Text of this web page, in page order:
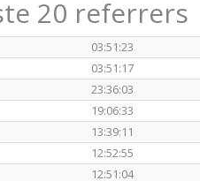
20 referrers
03:51:23
03:51:17
23:36:03
19:06:33
13:39:11
12:52:55
12:51:04